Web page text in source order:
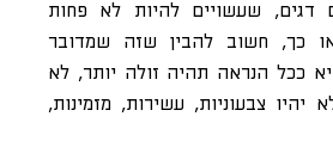
דגים, שעשויים להיות לא פחות
כך, חשוב להבין שזה שמדובר
ככל הנראה תהיה זולה יותר, לא
צבעוניות, עשירות, מזמינות,